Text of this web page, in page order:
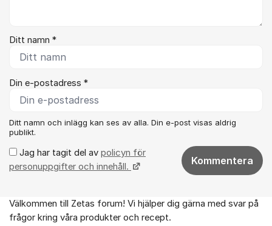
Ditt namn *
Din e-postadress *
Ditt namn och inlägg kan ses av alla. Din e-post visas aldrig
publikt.
Jag har tagit del av policyn för
personuppgifter och innehåll.
Kommentera
Om forumet
Välkommen till Zetas forum! Vi hjälper dig gärna med svar på
frågor kring våra produkter och recept.